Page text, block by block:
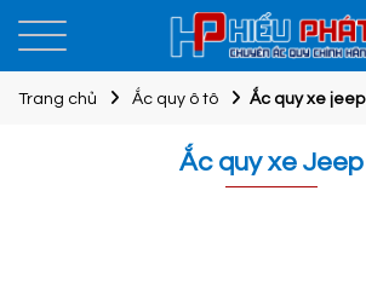
Trang chủ Ắc quy ô tô Ắc quy xe jeep
Ắc quy xe Jeep